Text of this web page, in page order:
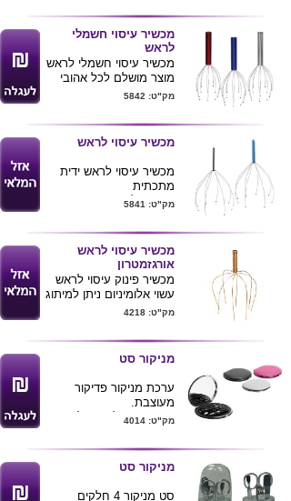
ניתן למתג את המוצר
בהדפסה או בחריטת לייזר
המוצר
מכשיר עיסוי חשמלי
לראש
מכשיר עיסוי חשמלי לראש
מוצר מושלם לכל אהובי
הפינוק והרוגע
ואדום
אופצית מיתוג ע"ג ידית
המכשיר
מק"ט: 5842
מכשיר עיסוי לראש
מכשיר עיסוי לראש ידית
מתכתית
אופציה למיתוג ע"ג הידית
ניתן לצרף את המכשיר
לערכת ספא מפנקת
מק"ט: 5841
מכשיר עיסוי לראש
אורגזמטרון
מכשיר פינוק עיסוי לראש
עשוי אלומיניום ניתן למיתוג
.מק"ט: 4218
מניקור סט
ערכת מניקור פדיקור
מעוצבת.
הערכה מכילה 5 חלקים
מגיע במארז יוקרתי דמוי
ניתן להדפיס לוגו ע"ג
מק"ט: 4014
מניקור סט
סט מניקור 4 חלקים